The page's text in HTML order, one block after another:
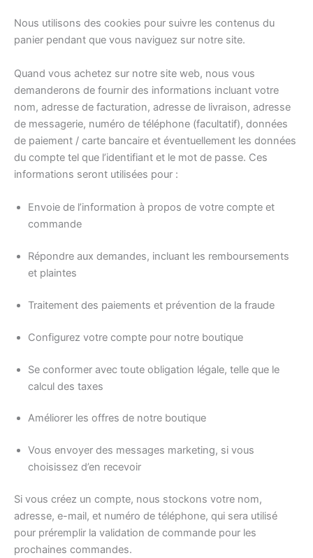
Nous utilisons des cookies pour suivre les contenus du
panier pendant que vous naviguez sur notre site.
Quand vous achetez sur notre site web, nous vous
demanderons de fournir des informations incluant votre
nom, adresse de facturation, adresse de livraison, adresse
de messagerie, numéro de téléphone (facultatif), données
de paiement / carte bancaire et éventuellement les données
du compte tel que l’identifiant et le mot de passe. Ces
informations seront utilisées pour :
Envoie de l’information à propos de votre compte et
commande
Répondre aux demandes, incluant les remboursements
et plaintes
Traitement des paiements et prévention de la fraude
Configurez votre compte pour notre boutique
Se conformer avec toute obligation légale, telle que le
calcul des taxes
Améliorer les offres de notre boutique
Vous envoyer des messages marketing, si vous
choisissez d’en recevoir
Si vous créez un compte, nous stockons votre nom,
adresse, e-mail, et numéro de téléphone, qui sera utilisé
pour préremplir la validation de commande pour les
prochaines commandes.